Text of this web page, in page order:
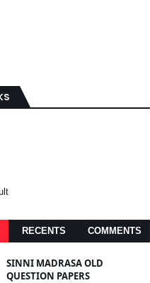
RECENTS COMMENTS
SINNI MADRASA OLD
QUESTION PAPERS